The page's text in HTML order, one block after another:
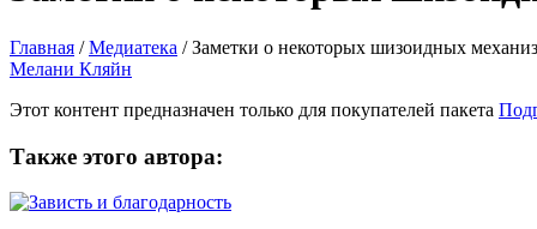
Главная /Медиатека /Заметки о некоторых шизоидных
Мелани Кляйн
Этот контент предназначен только для покупателей пакета
Также этого автора: